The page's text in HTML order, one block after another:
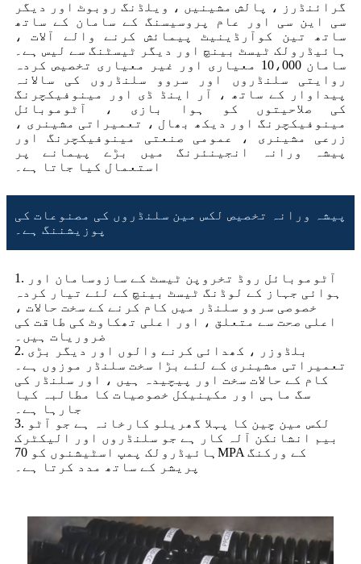
گرائنڈرز ، پالش مشینیں ، ویلڈنگ روبوٹ اور دیگر
سی این سی اور عام پروسیسنگ کے سامان کے ساتھ
ساتھ تین کوآرڈینیٹ پیمائش کرنے والے آلات ،
ہائیڈرولک ٹیسٹ بینچ اور دیگر ٹیسٹنگ سے لیس ہے۔
سامان 10،000 معیاری اور غیر معیاری تخصیص کردہ
روایتی سلنڈروں اور سروو سلنڈروں کی سالانہ
پیداوار کے ساتھ ، آر اینڈ ڈی اور مینوفیکچرنگ
کی صلاحیتوں کو ہوا بازی ، آٹوموبائل
مینوفیکچرنگ اور دیکھ بھال ، تعمیراتی مشینری ،
زرعی مشینری ، عمومی صنعتی مینوفیکچرنگ اور
پیشہ ورانہ انجینئرنگ میں بڑے پیمانے پر
استعمال کیا جاتا ہے۔
پیشہ ورانہ تخصیص لکس مین سلنڈروں کی مصنوعات کی
پوزیشننگ ہے۔
1. آٹوموبائل روڈ تخروپن ٹیسٹ کے سازوسامان اور
ہوائی جہاز کے لوڈنگ ٹیسٹ بینچ کے لئے تیار کردہ
خصوصی سروو سلنڈر میں کام کرنے کے سخت حالات ،
اعلی صحت سے متعلق ، اور اعلی تھکاوٹ کی طاقت کی
ضروریات ہیں۔
2. بلڈوزر ، کھدائی کرنے والوں اور دیگر بڑی
تعمیراتی مشینری کے لئے بڑا سخت سلنڈر موزوں ہے۔
کام کے حالات سخت اور پیچیدہ ہیں ، اور سلنڈر کی
سگ ماہی اور مکینیکل خصوصیات کا مطالبہ کیا
جارہا ہے۔
3. لکس مین چین کا پہلا گھریلو کارخانہ ہے جو آٹو
بیم انشانکن آلہ کار ہے جو سلنڈروں اور الیکٹرک
ہائیڈرولک پمپ اسٹیشنوں کو 70MPA کے ورکنگ
پریشر کے ساتھ مدد کرتا ہے۔